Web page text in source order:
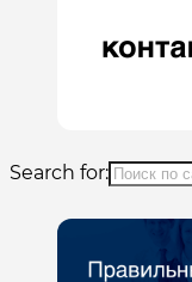
Search for: